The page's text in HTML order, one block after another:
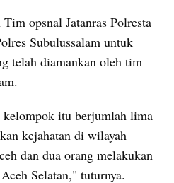
opsnal Jatanras Polresta
Subulussalam untuk
telah diamankan oleh tim
kelompok itu berjumlah lima
kejahatan di wilayah
dan dua orang melakukan
Selatan," tuturnya.